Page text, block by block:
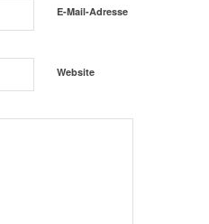
E-Mail-Adresse
Website